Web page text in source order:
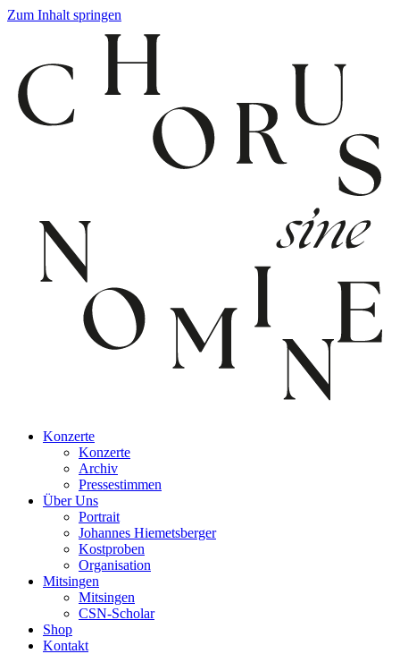
Zum Inhalt springen
Konzerte
Konzerte
Archiv
Pressestimmen
Über Uns
Portrait
Johannes Hiemetsberger
Kostproben
Organisation
Mitsingen
Mitsingen
CSN-Scholar
Shop
Kontakt